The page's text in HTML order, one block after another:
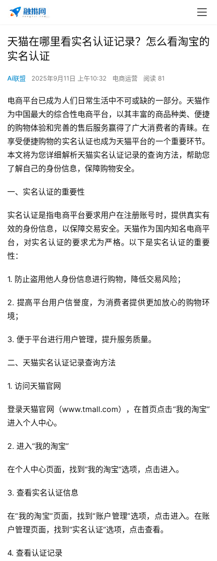
天猫在哪里看实名认证记录？怎么看淘宝的
实名认证
Ai联盟 2025年9月11日 上午10:32 电商运营 阅读 81
电商平台已成为人们日常生活中不可或缺的一部分。天猫作
为中国最大的综合性电商平台，以其丰富的商品种类、便捷
的购物体验和完善的售后服务赢得了广大消费者的青睐。在
享受便捷购物的实名认证也成为天猫平台的一个重要环节。
本文将为您详细解析天猫实名认证记录的查询方法，帮助您
了解自己的身份信息，保障购物安全。
一、实名认证的重要性
实名认证是指电商平台要求用户在注册账号时，提供真实有
效的身份信息，以保障交易安全。天猫作为国内知名电商平
台，对实名认证的要求尤为严格。以下是实名认证的重要
性：
1. 防止盗用他人身份信息进行购物，降低交易风险；
2. 提高平台用户信誉度，为消费者提供更加放心的购物环
境；
3. 便于平台进行用户管理，提升服务质量。
二、天猫实名认证记录查询方法
1. 访问天猫官网
登录天猫官网（www.tmall.com），在首页点击“我的淘宝”
进入个人中心。
2. 进入“我的淘宝”
在个人中心页面，找到“我的淘宝”选项，点击进入。
3. 查看实名认证信息
在“我的淘宝”页面，找到“账户管理”选项，点击进入。在账
户管理页面，找到“实名认证”选项，点击查看。
4. 查看认证记录